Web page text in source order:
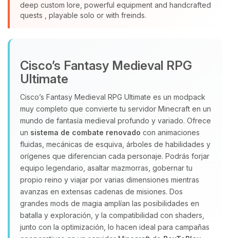
deep custom lore, powerful equipment and handcrafted
quests , playable solo or with freinds.
Cisco’s Fantasy Medieval RPG
Ultimate
Cisco’s Fantasy Medieval RPG Ultimate es un modpack
muy completo que convierte tu servidor Minecraft en un
mundo de fantasía medieval profundo y variado. Ofrece
un sistema de combate renovado con animaciones
fluidas, mecánicas de esquiva, árboles de habilidades y
orígenes que diferencian cada personaje. Podrás forjar
equipo legendario, asaltar mazmorras, gobernar tu
propio reino y viajar por varias dimensiones mientras
avanzas en extensas cadenas de misiones. Dos
grandes mods de magia amplían las posibilidades en
batalla y exploración, y la compatibilidad con shaders,
junto con la optimización, lo hacen ideal para campañas
que necesitas y moveré mis
pequenos circuitos para ayudarte.